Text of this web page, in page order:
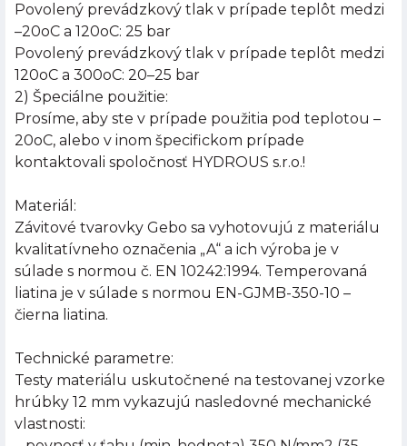
Povolený prevádzkový tlak v prípade teplôt medzi
–20oC a 120oC: 25 bar
Povolený prevádzkový tlak v prípade teplôt medzi
120oC a 300oC: 20–25 bar
2) Špeciálne použitie:
Prosíme, aby ste v prípade použitia pod teplotou –
20oC, alebo v inom špecifickom prípade
kontaktovali spoločnosť HYDROUS s.r.o.!
Materiál:
Závitové tvarovky Gebo sa vyhotovujú z materiálu
kvalitatívneho označenia „A“ a ich výroba je v
súlade s normou č. EN 10242:1994. Temperovaná
liatina je v súlade s normou EN-GJMB-350-10 –
čierna liatina.
Technické parametre:
Testy materiálu uskutočnené na testovanej vzorke
hrúbky 12 mm vykazujú nasledovné mechanické
vlastnosti: